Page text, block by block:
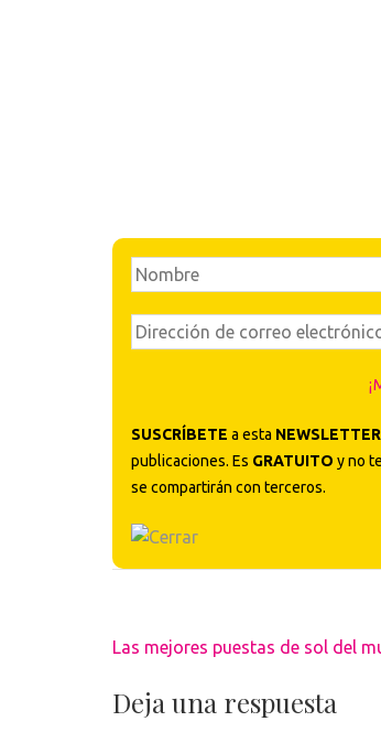
SUSCRÍBETE a esta NEWSLETTER
publicaciones. Es GRATUITO y no
se compartirán con terceros.
Navegación
entradas
Las mejores puestas de sol del
Deja una respuesta